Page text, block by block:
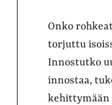
Onko
torjuttu
Innostutko
innostaa,
kehittymään